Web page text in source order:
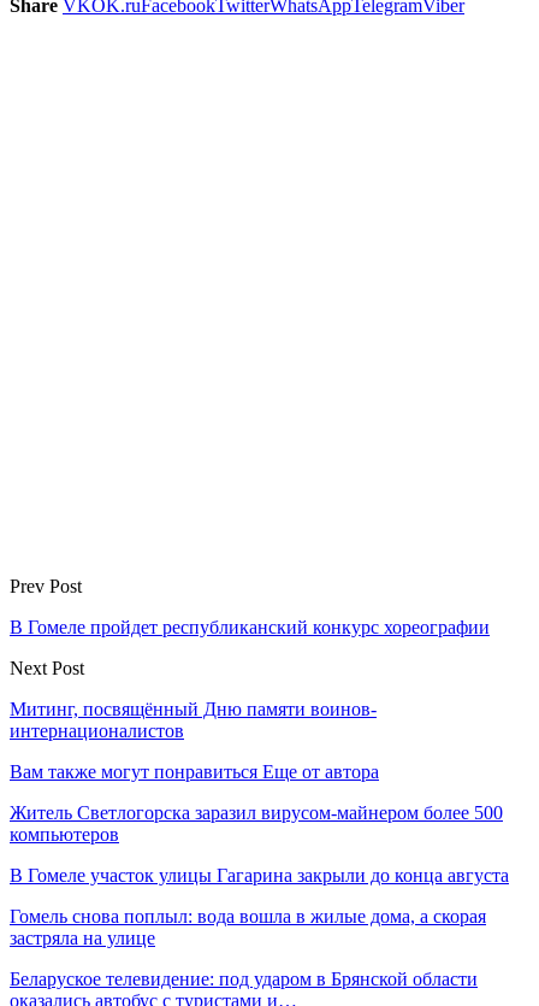
Share VKOK.ruFacebookTwitterWhatsAppTelegramViber
Prev Post
В Гомеле пройдет республиканский конкурс хореографии
Next Post
Митинг, посвящённый Дню памяти воинов-
интернационалистов
Вам также могут понравиться Еще от автора
Житель Светлогорска заразил вирусом-майнером более 500
компьютеров
В Гомеле участок улицы Гагарина закрыли до конца августа
Гомель снова поплыл: вода вошла в жилые дома, а скорая
застряла на улице
Беларуское телевидение: под ударом в Брянской области
оказались автобус с туристами и…